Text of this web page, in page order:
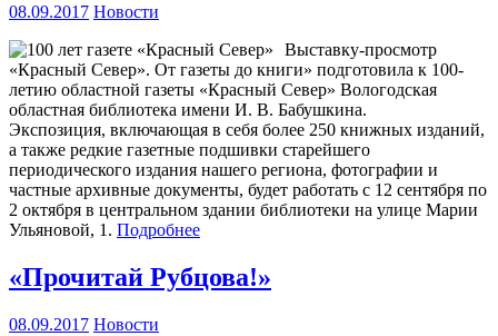
08.09.2017 Новости
Выставку-просмотр
«Красный Север». От газеты до книги» подготовила к 100-
летию областной газеты «Красный Север» Вологодская
областная библиотека имени И. В. Бабушкина.
Экспозиция, включающая в себя более 250 книжных изданий,
а также редкие газетные подшивки старейшего
периодического издания нашего региона, фотографии и
частные архивные документы, будет работать с 12 сентября по
2 октября в центральном здании библиотеки на улице Марии
Ульяновой, 1. Подробнее
«Прочитай Рубцова!»
08.09.2017 Новости